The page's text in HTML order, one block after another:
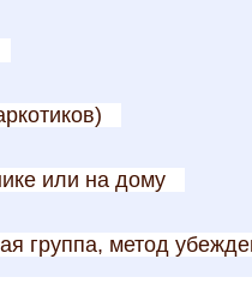
или на дому
группа, метод